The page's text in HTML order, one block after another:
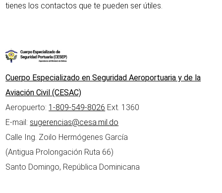
tienes los contactos que te pueden ser útiles.
Cuerpo Especializado en Seguridad Aeroportuaria y de la
Aviación Civil (CESAC)
Aeropuerto: 1-809-549-8026 Ext. 1360
E-mail: sugerencias@cesa.mil.do
Calle Ing. Zoilo Hermógenes García
(Antigua Prolongación Ruta 66)
Santo Domingo, República Dominicana